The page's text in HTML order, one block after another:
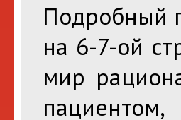
Подробный
на 6-7-ой
мир